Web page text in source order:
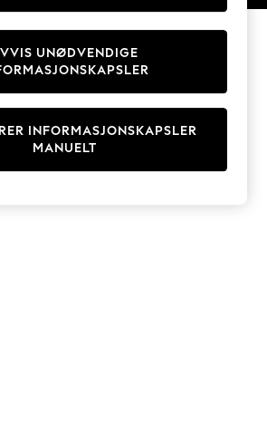
& Hoodies
INFORMASJONSKAPSLER
MANUELT
UNØDVENDIGE